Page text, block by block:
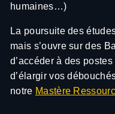
humaines…)
La poursuite des
mais s’ouvre sur des
d’accéder à des
d’élargir vos
notre Mastère